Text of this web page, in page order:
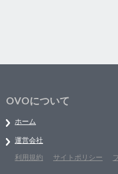
OVOについて
ホーム
運営会社
利用規約
サイトポリシー